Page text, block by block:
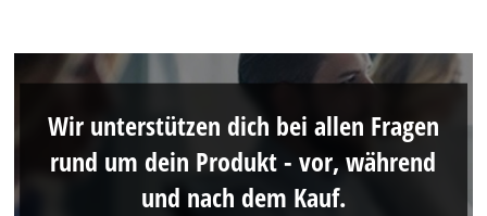
Wir unterstützen dich bei allen Fragen
rund um dein Produkt - vor, während
und nach dem Kauf.